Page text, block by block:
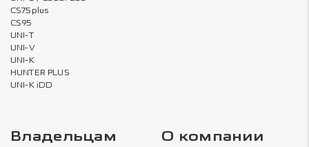
CS75plus
CS95
UNI-T
UNI-V
UNI-K
HUNTER PLUS
UNI-K iDD
Владельцам О компании